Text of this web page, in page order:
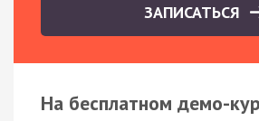
ЗАПИСАТЬСЯ
На бесплатном демо-